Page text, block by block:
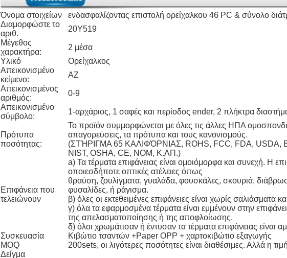
Όνομα στοιχείων
ενδασφαλίζοντας επιστολή ορείχαλκου 46 PC & σύνολο
Διαμορφώστε το
αριθ.
20Y519
Μέγεθος
χαρακτήρα:
2 μέσα
Υλικό
Ορείχαλκος
Απεικονισμένο
κείμενο:
AZ
Απεικονισμένος
αριθμός:
0-9
Απεικονισμένο
σύμβολο:
1-αρχάριος, 1 σαφές και περίοδος ender, 2 πλήκτρα
Πρότυπα
ποσότητας:
Το προϊόν συμμορφώνεται με όλες τις άλλες ΗΠΑ
απαγορεύσεις, τα πρότυπα και τους κανονισμούς.
(ΣΤΉΡΙΓΜΑ 65 ΚΑΛΙΦΌΡΝΙΑΣ, ROHS, FCC, FDA,
NIST, OSHA, CE, NOM, Κ.ΛΠ.)
Επιφάνεια που
τελειώνουν
a) Τα τέρματα επιφάνειας είναι ομοιόμορφα και συνεχή. Η
οποιεσδήποτε οπτικές ατέλειες όπως
θραύση, ζουλίγματα, γυαλάδα, φουσκάλες, σκουριά,
φυσαλίδες, ή ράγισμα.
β) όλες οι εκτεθειμένες επιφάνειες είναι χωρίς σαλιάσματα
γ) όλα τα εφαρμοσμένα τέρματα είναι εμμένουν στην
της απελασματοποίησης ή της αποφλοίωσης.
δ) όλοι χρωμάτισαν ή έντυσαν τα τέρματα επιφάνειας είναι
Συσκευασία
Κιβώτιο τσαντών +Paper OPP + χαρτοκιβώτιο εξαγωγής
MOQ
200sets, οι λιγότερες ποσότητες είναι διαθέσιμες. Αλλά η
Δείγμα